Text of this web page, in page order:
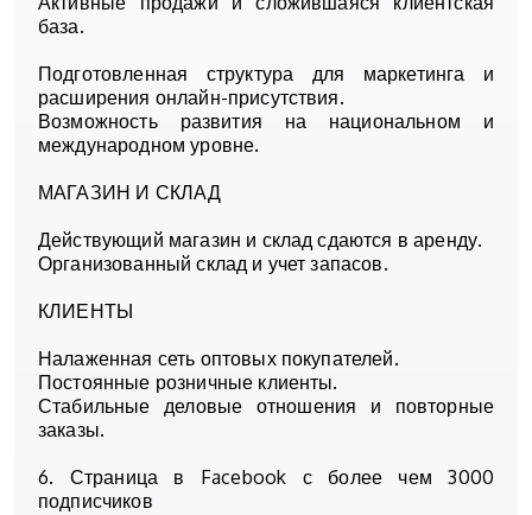
база.
Подготовленная структура для маркетинга и
расширения онлайн-присутствия.
Возможность развития на национальном и
международном уровне.
МАГАЗИН И СКЛАД
Действующий магазин и склад сдаются в аренду.
Организованный склад и учет запасов.
КЛИЕНТЫ
Налаженная сеть оптовых покупателей.
Постоянные розничные клиенты.
Стабильные деловые отношения и повторные
заказы.
6. Страница в Facebook с более чем 3000
подписчиков